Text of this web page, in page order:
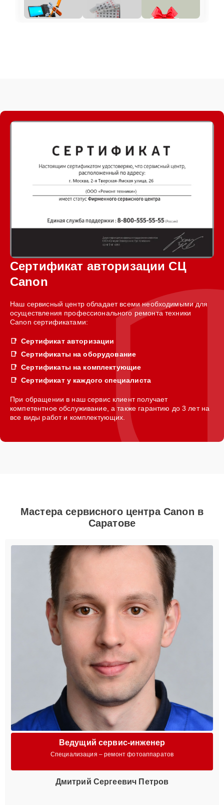
Сертификат авторизации СЦ
Canon
Наш сервисный центр обладает всеми необходимыми для
осуществления профессионального ремонта техники
Canon сертификатами:
Сертификат авторизации
Сертификаты на оборудование
Сертификаты на комплектующие
Сертификат у каждого специалиста
При обращении в наш сервис клиент получает
компетентное обслуживание, а также гарантию до 3 лет на
все виды работ и комплектующих.
Мастера сервисного центра Canon в
Саратове
Ведущий сервис-инженер
Специализация – ремонт фотоаппаратов
Дмитрий Сергеевич Петров